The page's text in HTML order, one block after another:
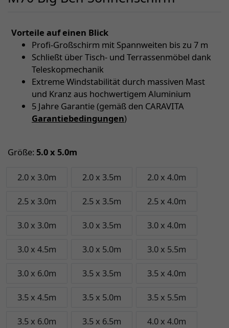
Vorteile auf einen Blick
Profi-Großschirm mit Spannweiten bis zu 7 m
Schließt über Tisch- und Terrassenmöbel dank
Teleskopmechanik
Extreme Windstabilität durch massiven Mast
und Kranz aus hochwertigem Aluminium
5 Jahre Garantie (gemäß den CARAVITA
Garantiebedingungen)
Größe: 5.0 x 5.0m
2.0 x 3.0m 2.0 x 3.5m 2.0 x 4.0m
2.5 x 3.0m 2.5 x 3.5m 2.5 x 4.0m
3.0 x 3.0m 3.0 x 3.5m 3.0 x 4.0m
3.0 x 4.5m 3.0 x 5.0m 3.0 x 5.5m
3.0 x 6.0m 3.5 x 3.5m 3.5 x 4.0m
3.5 x 4.5m 3.5 x 5.0m 3.5 x 5.5m
3.5 x 6.0m 3.5 x 6.5m 4.0 x 4.0m